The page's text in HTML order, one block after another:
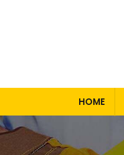
HOME